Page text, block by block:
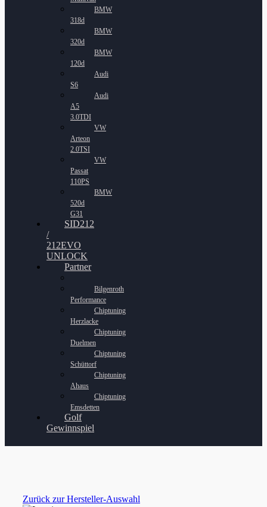
BMW
318d
BMW
320d
BMW
120d
Audi
S6
Audi
A5
3.0TDI
VW
Arteon
2.0TSI
VW
Passat
110PS
BMW
520d
G31
SID212
/
212EVO
UNLOCK
Partner
Bilgenroth
Performance
Chiptuning
Herzlacke
Chiptuning
Duelmen
Chiptuning
Schüttorf
Chiptuning
Ahaus
Chiptuning
Emsdetten
Golf
Gewinnspiel
Zurück zur Hersteller-Auswahl